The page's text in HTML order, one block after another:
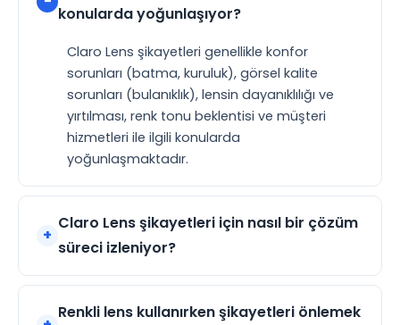
konularda yoğunlaşıyor?
Claro Lens şikayetleri genellikle konfor
sorunları (batma, kuruluk), görsel kalite
sorunları (bulanıklık), lensin dayanıklılığı ve
yırtılması, renk tonu beklentisi ve müşteri
hizmetleri ile ilgili konularda
yoğunlaşmaktadır.
Claro Lens şikayetleri için nasıl bir çözüm
süreci izleniyor?
Renkli lens kullanırken şikayetleri önlemek